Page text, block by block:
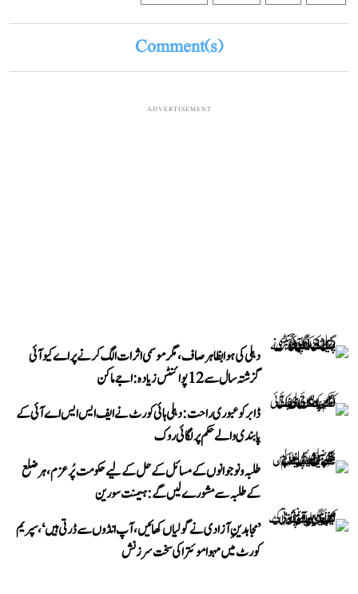
Comment(s)
ADVERTISEMENT
دہلی کی ہوا بظاہر صاف، مگر موسمی اثرات الگ کرنے پر اے کیو آئی
گزشتہ سال سے 12 پوائنٹس زیادہ: اجے ماکن
ڈابر کو عبوری راحت: دہلی ہائی کورٹ نے ایف ایس ایس اے آئی کے
پابندی والے حکم پر لگائی روک
طلبہ و نوجوانوں کے مسائل کے حل کے لیے حکومت پُرعزم، ہر ضلع
کے طلبہ سے مشورے لیں گے: ہیمنت سورین
’مجاہدینِ آزادی نے گولیاں کھائیں، آپ انڈوں سے ڈرتی ہیں‘، سپریم
کورٹ میں مہوا موئترا کی سخت سرزنش